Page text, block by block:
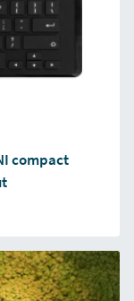
compact